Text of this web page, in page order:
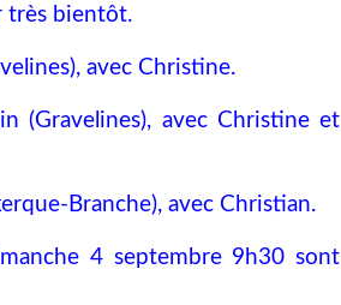
très bientôt.
avec Christine.
(Gravelines), avec Christine et
Branche), avec Christian.
4 septembre 9h30 sont